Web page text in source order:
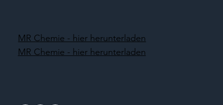
MR Chemie - hier herunterladen
MR Chemie - hier herunterladen